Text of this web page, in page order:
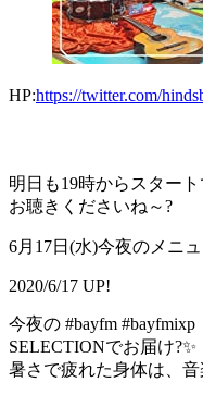
HP:https://twitter.com/
明日も19時からスター
お聴きくださいね～?
6月17日(水)今夜のメニ
2020/6/17 UP!
今夜の #bayfm
SELECTIONでお届け?✨
暑さで疲れた身体は、